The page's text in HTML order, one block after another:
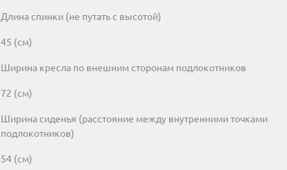
Длина спинки (не путать с высотой)
45 (см)
Ширина кресла по внешним сторонам подлокотников
72 (см)
Ширина сиденья (расстояние между внутренними точками
подлокотников)
54 (см)